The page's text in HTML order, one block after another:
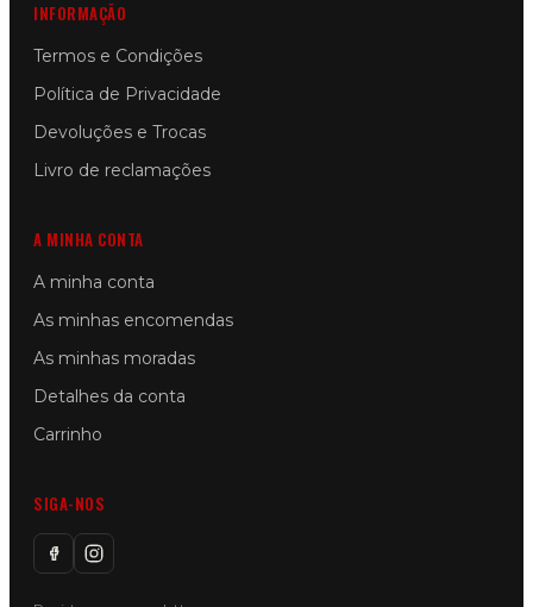
INFORMAÇÃO
Termos e Condições
Política de Privacidade
Devoluções e Trocas
Livro de reclamações
A MINHA CONTA
A minha conta
As minhas encomendas
As minhas moradas
Detalhes da conta
Carrinho
SIGA-NOS